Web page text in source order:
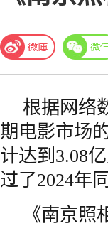
根据网络
期电影市场
计达到3.08
过了2024年
《南京